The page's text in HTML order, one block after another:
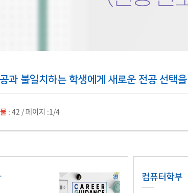
로 안내 프
)
학생설계전공 사례
전과/복
Q&A
ROTC제도란?
지휘
내
SETOPIA 컴퓨터 실습실
과 불일치하는 학생에게 새로운 전공 선택
:42 /페이지 :1/4
컴퓨터학부